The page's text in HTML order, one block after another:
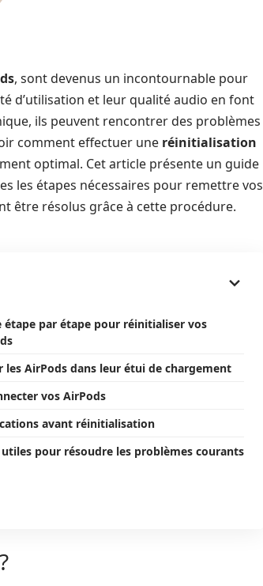
, sont devenus un incontournable pour
d’utilisation et leur qualité audio en font
ils peuvent rencontrer des problèmes
comment effectuer une réinitialisation
optimal. Cet article présente un guide
les étapes nécessaires pour remettre vos
être résolus grâce à cette procédure.
étape par étape pour réinitialiser vos
les AirPods dans leur étui de chargement
vos AirPods
avant réinitialisation
utiles pour résoudre les problèmes courants